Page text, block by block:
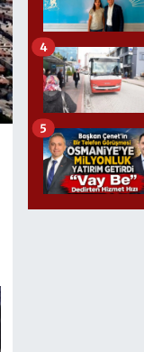
4
5